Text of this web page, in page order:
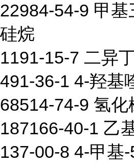
22984-54-9 甲基
硅烷
1191-15-7 二异
491-36-1 4-羟基
68514-74-9 氢化
187166-40-1 乙
137-00-8 4-甲基